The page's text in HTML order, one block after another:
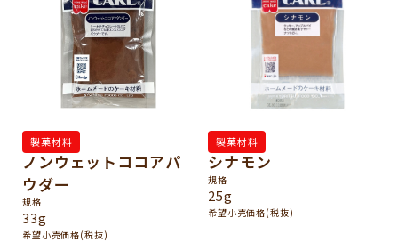
ノンウェットココアパ
ウダー
製菓材料
規格
33g
希望小売価格(税抜)
シナモン
製菓材料
規格
25g
希望小売価格(税抜)